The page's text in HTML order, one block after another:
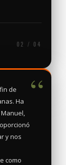
02 / 04
“
de
Ha
y nos
como